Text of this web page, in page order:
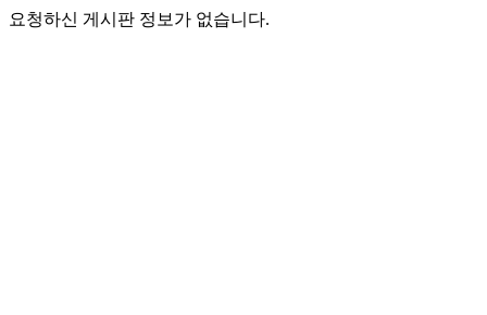
요청하신 게시판 정보가 없습니다.